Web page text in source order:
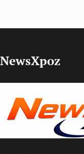
NewsXpoz